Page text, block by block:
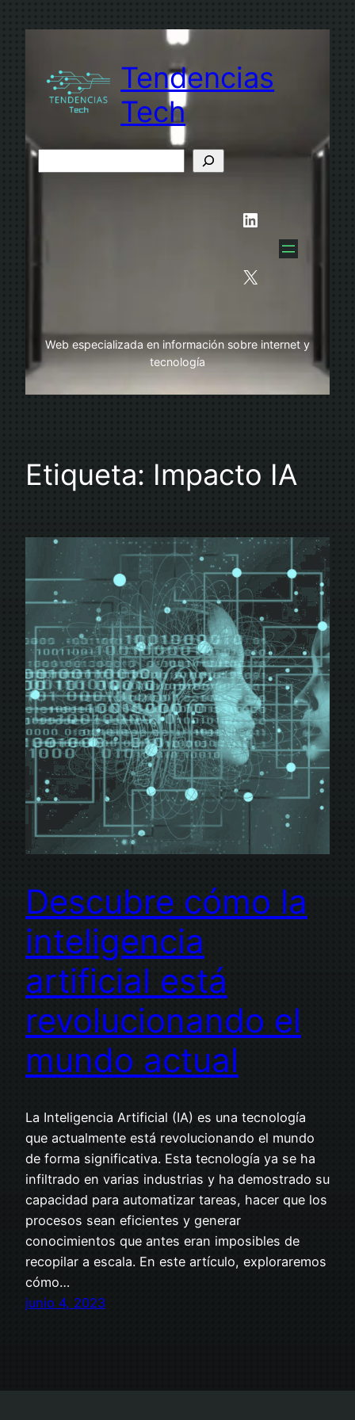
Tendencias
Tech
B
LinkedIn
X
Web especializada en información sobre internet y
tecnología
Etiqueta: Impacto IA
Descubre cómo la
inteligencia
artificial está
revolucionando el
mundo actual
La Inteligencia Artificial (IA) es una tecnología
que actualmente está revolucionando el mundo
de forma significativa. Esta tecnología ya se ha
infiltrado en varias industrias y ha demostrado su
capacidad para automatizar tareas, hacer que los
procesos sean eficientes y generar
conocimientos que antes eran imposibles de
recopilar a escala. En este artículo, exploraremos
cómo…
junio 4, 2023